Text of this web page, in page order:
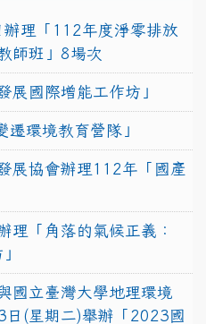
理「112年度淨零排放
師班」8場次
展國際增能工作坊」
遷環境教育營隊」
展協會辦理112年「國產
理「角落的氣候正義：
國立臺灣大學地理環境
(星期二)舉辦「2023國